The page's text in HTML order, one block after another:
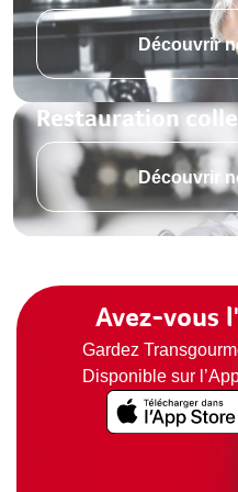
Découvrir
Restauration
Découvrir
Avez-vous
Gardez
Disponible sur